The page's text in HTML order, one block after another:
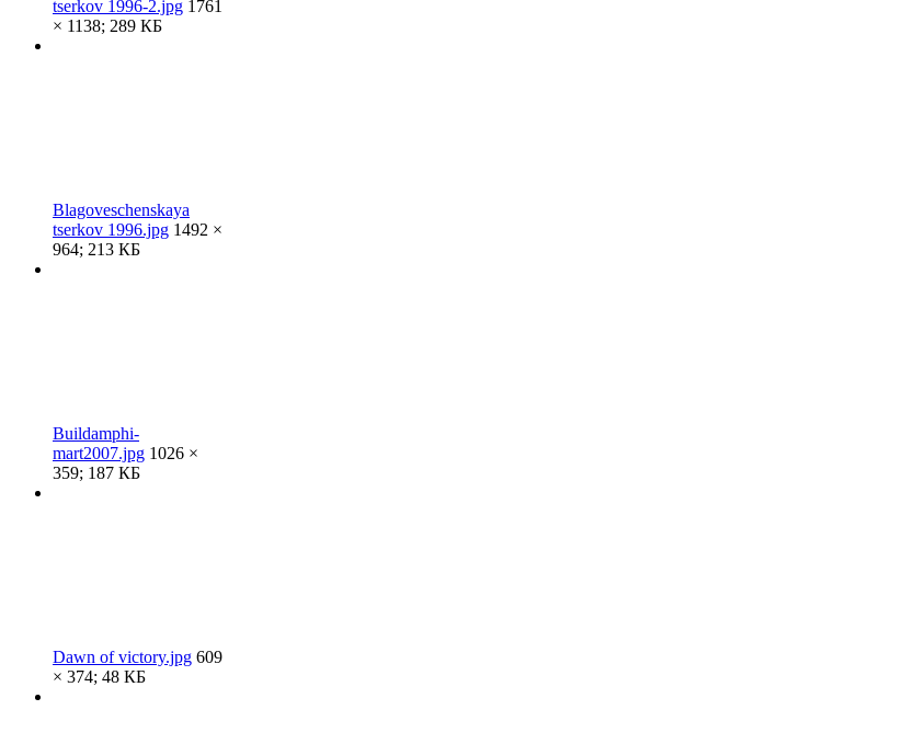
tserkov 1996-2.jpg 1761
× 1138; 289 КБ
Blagoveschenskaya
tserkov 1996.jpg 1492 ×
964; 213 КБ
Buildamphi-
mart2007.jpg 1026 ×
359; 187 КБ
Dawn of victory.jpg 609
× 374; 48 КБ